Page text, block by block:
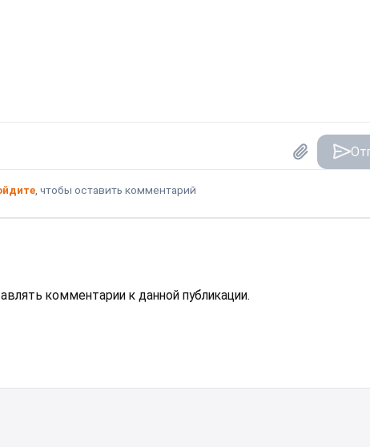
, чтобы оставить комментарий
комментарии к данной публикации.